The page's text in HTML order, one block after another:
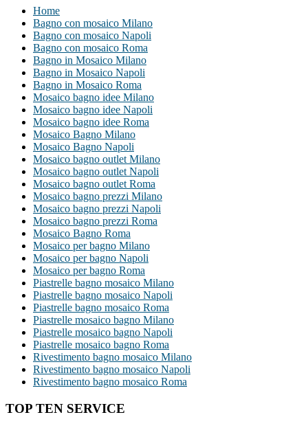
Home
Bagno con mosaico Milano
Bagno con mosaico Napoli
Bagno con mosaico Roma
Bagno in Mosaico Milano
Bagno in Mosaico Napoli
Bagno in Mosaico Roma
Mosaico bagno idee Milano
Mosaico bagno idee Napoli
Mosaico bagno idee Roma
Mosaico Bagno Milano
Mosaico Bagno Napoli
Mosaico bagno outlet Milano
Mosaico bagno outlet Napoli
Mosaico bagno outlet Roma
Mosaico bagno prezzi Milano
Mosaico bagno prezzi Napoli
Mosaico bagno prezzi Roma
Mosaico Bagno Roma
Mosaico per bagno Milano
Mosaico per bagno Napoli
Mosaico per bagno Roma
Piastrelle bagno mosaico Milano
Piastrelle bagno mosaico Napoli
Piastrelle bagno mosaico Roma
Piastrelle mosaico bagno Milano
Piastrelle mosaico bagno Napoli
Piastrelle mosaico bagno Roma
Rivestimento bagno mosaico Milano
Rivestimento bagno mosaico Napoli
Rivestimento bagno mosaico Roma
TOP TEN SERVICE